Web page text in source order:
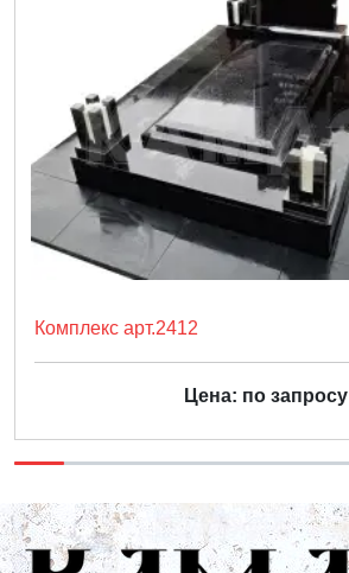
Комплекс арт.2412
Цена: по запросу